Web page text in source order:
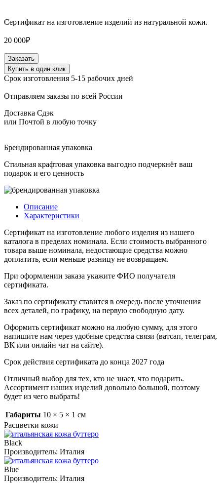
Сертификат на изготовление изделий из натуральной кожи.
20 000₽
Количество
товара
Сертификат
20000
Заказать
Купить в один клик
Срок изготовления 5-15 рабочих дней
Отправляем заказы по всей России
Доставка Сдэк
или Почтой в любую точку
Брендированная упаковка
Стильная крафтовая упаковка выгодно подчеркнёт ваш
подарок и его ценность
Описание
Характеристики
Сертификат на изготовление любого изделия из нашего
каталога в пределах номинала. Если стоимость выбранного
товара выше номинала, недостающие средства можно
доплатить, если меньше разницу не возвращаем.
При оформлении заказа укажите ФИО получателя
сертификата.
Заказ по сертификату ставится в очередь после уточнения
всех деталей, по графику, на первую свободную дату.
Оформить сертификат можно на любую сумму, для этого
напишите нам через удобные средства связи (ватсап, телеграм,
ВК или онлайн чат на сайте).
Срок действия сертификата до конца 2027 года
Отличный выбор для тех, кто не знает, что подарить.
Ассортимент наших изделий довольно большой, поэтому
будет из чего выбрать!
Габариты 10 × 5 × 1 см
Расцветки кожи
Black
Производитель: Италия
Blue
Производитель: Италия